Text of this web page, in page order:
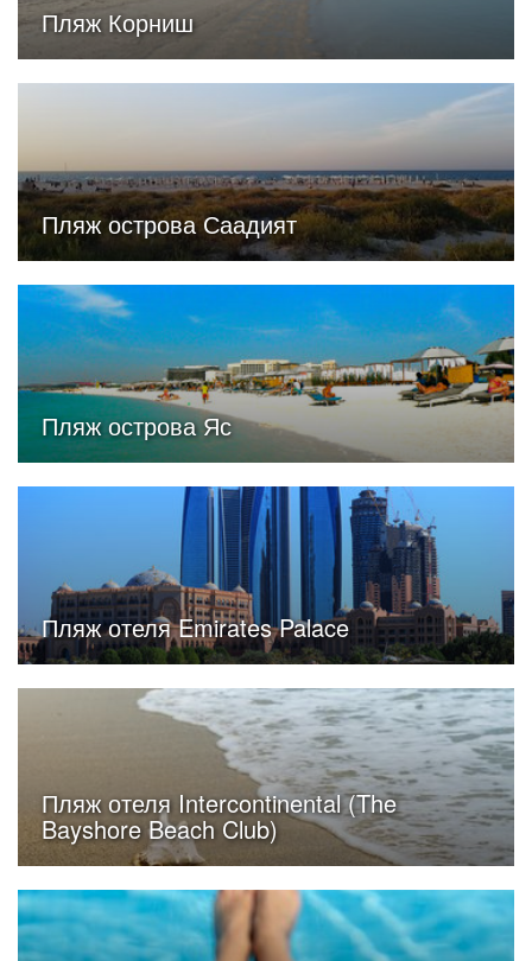
Пляж Корниш
Пляж острова Саадият
Пляж острова Яс
Пляж отеля Emirates Palace
Пляж отеля Intercontinental (The
Bayshore Beach Club)